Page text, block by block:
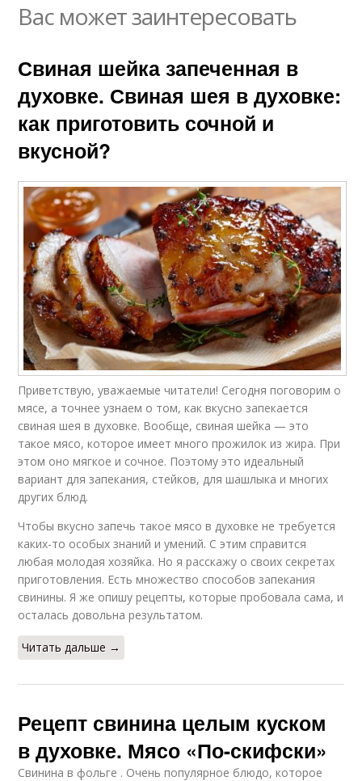
Вас может заинтересовать
Свиная шейка запеченная в
духовке. Свиная шея в духовке:
как приготовить сочной и
вкусной?
Приветствую, уважаемые читатели! Сегодня поговорим о
мясе, а точнее узнаем о том, как вкусно запекается
свиная шея в духовке. Вообще, свиная шейка — это
такое мясо, которое имеет много прожилок из жира. При
этом оно мягкое и сочное. Поэтому это идеальный
вариант для запекания, стейков, для шашлыка и многих
других блюд.
Чтобы вкусно запечь такое мясо в духовке не требуется
каких-то особых знаний и умений. С этим справится
любая молодая хозяйка. Но я расскажу о своих секретах
приготовления. Есть множество способов запекания
свинины. Я же опишу рецепты, которые пробовала сама, и
осталась довольна результатом.
Читать дальше →
Рецепт свинина целым куском
в духовке. Мясо «По-скифски»
Свинина в фольге . Очень популярное блюдо, которое